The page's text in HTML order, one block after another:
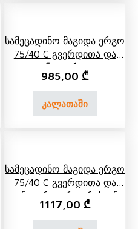
Სამეცადინო Მაგიდა Ერგო
75/40 C Გვერდითა Და
Უკანა Თაროთი
985,00 ₾
კალათაში
Სამეცადინო Მაგიდა Ერგო
75/40 C Გვერდითა Და
Უკანა Ორი Ორ Იარუსიანი
Თაროთი
1117,00 ₾